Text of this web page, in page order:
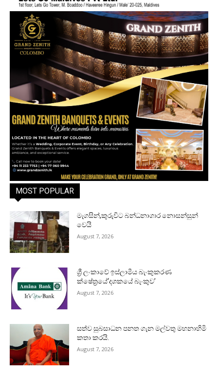
MOST POPULAR
මැගසින්,කුරුවිට බන්ධනාගාර නොසන්සුන්
වෙයි
August 7, 2026
ශ්‍රී ලංකාවේ ඉස්ලාමීය බැංකුකරණ
ක්ෂේත්‍රයේ‘දශකයේ බැංකුව’
August 7, 2026
සත්ව සුබසාධන පනත ගැන මල්වතු මහනාහිමි
කතා කරයි.
August 7, 2026